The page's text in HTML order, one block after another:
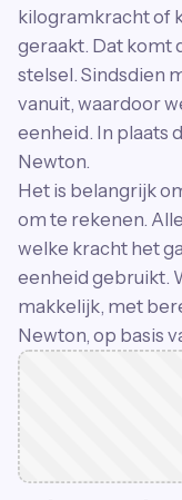
kilogramkracht of
geraakt. Dat komt
stelsel. Sindsdien
vanuit, waardoor
eenheid. In plaats
Newton.
Het is belangrijk
om te rekenen.
welke kracht het
eenheid gebruikt.
makkelijk, met
Newton, op basis